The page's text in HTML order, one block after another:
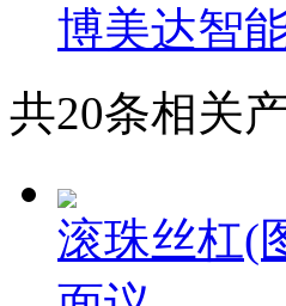
博美达智
共
条相关
滚珠丝杠(